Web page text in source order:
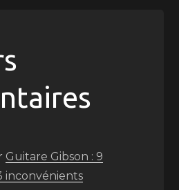
Guitare Gibson : 9
inconvénients